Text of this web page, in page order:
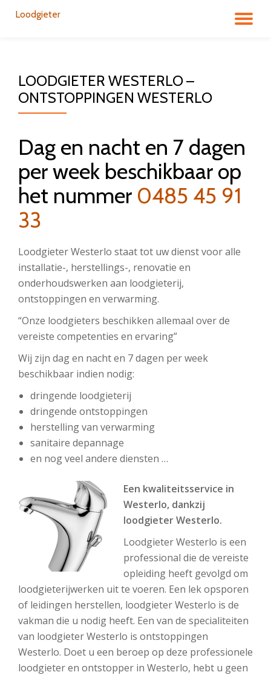
Loodgieter
LOODGIETER WESTERLO –
ONTSTOPPINGEN WESTERLO
Dag en nacht en 7 dagen
per week beschikbaar op
het nummer 0485 45 91
33
Loodgieter Westerlo staat tot uw dienst voor alle
installatie-, herstellings-, renovatie en
onderhoudswerken aan loodgieterij,
ontstoppingen en verwarming.
“Onze loodgieters beschikken allemaal over de
vereiste competenties en ervaring”
Wij zijn dag en nacht en 7 dagen per week
beschikbaar indien nodig:
dringende loodgieterij
dringende ontstoppingen
herstelling van verwarming
sanitaire depannage
en nog veel andere diensten …
Een kwaliteitsservice in
Westerlo, dankzij
loodgieter Westerlo.
Loodgieter Westerlo is een
professional die de vereiste
opleiding heeft gevolgd om
loodgieterijwerken uit te voeren. Een lek opsporen
of leidingen herstellen, loodgieter Westerlo is de
vakman die u nodig heeft. Een van de specialiteiten
van loodgieter Westerlo is ontstoppingen
Westerlo. Doet u een beroep op deze professionele
loodgieter en ontstopper in Westerlo, hebt u geen